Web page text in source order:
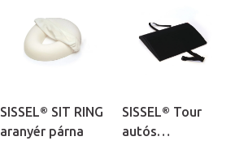
SISSEL® SIT RING
aranyér párna
SISSEL® Tour
autós